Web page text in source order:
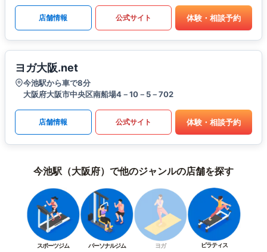
店舗情報 公式サイト 体験・相談予約
ヨガ大阪.net
今池駅から車で8分
大阪府大阪市中央区南船場4－10－5－702
店舗情報 公式サイト 体験・相談予約
今池駅（大阪府）で他のジャンルの店舗を探す
スポーツジム パーソナルジム ヨガ ピラティス